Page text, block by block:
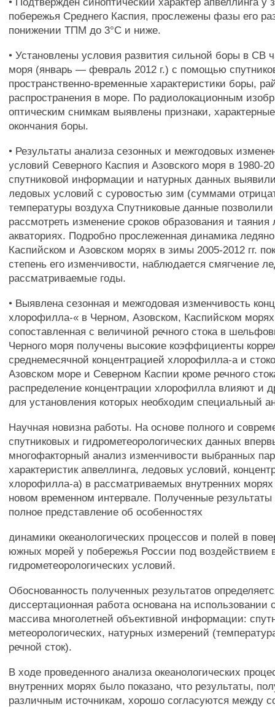
побережья Среднего Каспия, прослежены фазы его
понижении ТПМ до 3°С и ниже.
• Установлены условия развития сильной боры в СВ
моря (январь — февраль 2012 г.) с помощью
пространственно-временные характеристики боры,
распространения в море. По радиолокационным
оптическим снимкам выявлены признаки,
окончания боры.
• Результаты анализа сезонных и межгодовых
условий Северного Каспия и Азовского моря в 1980-
спутниковой информации и натурных данных
ледовых условий с суровостью зим (суммами
температуры воздуха Спутниковые данные
рассмотреть изменение сроков образования и
акваториях. Подробно прослеженная динамика
Каспийском и Азовском морях в зимы 2005-2012 гг.
степень его изменчивости, наблюдается смягчение
рассматриваемые годы.
• Выявлена сезонная и межгодовая изменчивость
хлорофилла-« в Черном, Азовском, Каспийском морях
сопоставленная с величиной речного стока в
Черного моря получены высокие коэффициенты
среднемесячной концентрацией хлорофилла-а и
Азовском море и Северном Каспии кроме речного
распределение концентрации хлорофилла влияют и
для установления которых необходим специальный
Научная новизна работы. На основе полного и
спутниковых и гидрометеорологических данных
многофакторный анализ изменчивости выбранных
характеристик апвеллинга, ледовых условий,
хлорофилла-а) в рассматриваемых внутренних
новом временном интервале. Полученные
полное представление об особенностях
динамики океанологических процессов и полей в
южных морей у побережья России под воздействием
гидрометеорологических условий.
Обоснованность полученных результатов
диссертационная работа основана на использовании
массива многолетней объективной информации:
метеорологических, натурных измерений
речной сток).
В ходе проведенного анализа океанологических
внутренних морях было показано, что результаты,
различным источникам, хорошо согласуются между